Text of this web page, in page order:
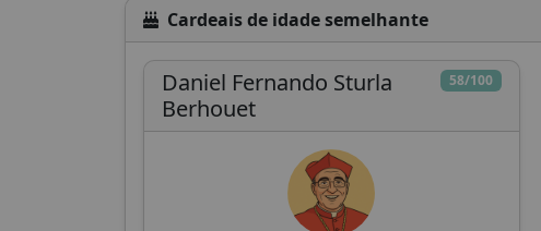
Cardeais de idade semelhante
58/100
Daniel Fernando Sturla
Berhouet